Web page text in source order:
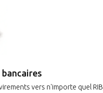
vers n'importe quel RIB,